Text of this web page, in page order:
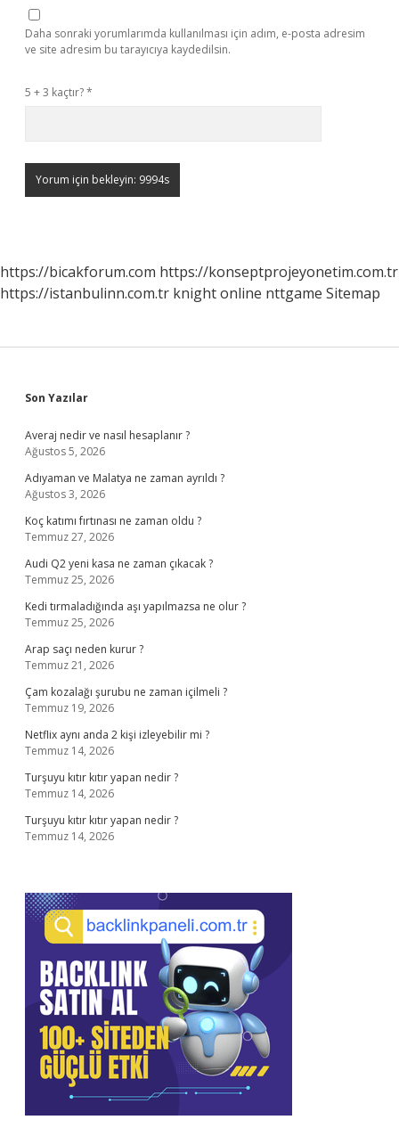
Daha sonraki yorumlarımda kullanılması için adım, e-posta adresim
ve site adresim bu tarayıcıya kaydedilsin.
5 + 3 kaçtır?*
https://bicakforum.com https://konseptprojeyonetim.com.tr
https://istanbulinn.com.tr knight online nttgame Sitemap
Sidebar
Son Yazılar
Averaj nedir ve nasıl hesaplanır ?
Ağustos 5, 2026
Adıyaman ve Malatya ne zaman ayrıldı ?
Ağustos 3, 2026
Koç katımı fırtınası ne zaman oldu ?
Temmuz 27, 2026
Audi Q2 yeni kasa ne zaman çıkacak ?
Temmuz 25, 2026
Kedi tırmaladığında aşı yapılmazsa ne olur ?
Temmuz 25, 2026
Arap saçı neden kurur ?
Temmuz 21, 2026
Çam kozalağı şurubu ne zaman içilmeli ?
Temmuz 19, 2026
Netflix aynı anda 2 kişi izleyebilir mi ?
Temmuz 14, 2026
Turşuyu kıtır kıtır yapan nedir ?
Temmuz 14, 2026
Turşuyu kıtır kıtır yapan nedir ?
Temmuz 14, 2026